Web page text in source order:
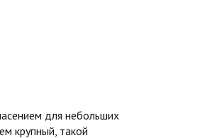
для небольших
крупный, такой